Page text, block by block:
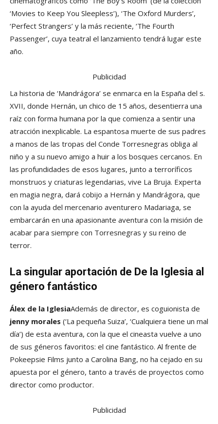
‘Movies to Keep You Sleepless’), ‘The Oxford Murders’,
‘Perfect Strangers’ y la más reciente, ‘The Fourth
Passenger’, cuya teatral el lanzamiento tendrá lugar este
año.
Publicidad
La historia de ‘Mandrágora’ se enmarca en la España del s.
XVII, donde Hernán, un chico de 15 años, desentierra una
raíz con forma humana por la que comienza a sentir una
atracción inexplicable. La espantosa muerte de sus padres
a manos de las tropas del Conde Torresnegras obliga al
niño y a su nuevo amigo a huir a los bosques cercanos. En
las profundidades de esos lugares, junto a terroríficos
monstruos y criaturas legendarias, vive La Bruja. Experta
en magia negra, dará cobijo a Hernán y Mandrágora, que
con la ayuda del mercenario aventurero Madariaga, se
embarcarán en una apasionante aventura con la misión de
acabar para siempre con Torresnegras y su reino de
terror.
La singular aportación de De la Iglesia al
género fantástico
Álex de la IglesiaAdemás de director, es coguionista de
jenny morales (‘La pequeña Suiza’, ‘Cualquiera tiene un mal
día’) de esta aventura, con la que el cineasta vuelve a uno
de sus géneros favoritos: el cine fantástico. Al frente de
Pokeepsie Films junto a Carolina Bang, no ha cejado en su
apuesta por el género, tanto a través de proyectos como
director como productor.
Publicidad